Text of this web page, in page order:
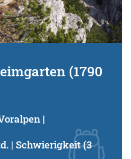
(1790
|
| Schwierigkeit (3